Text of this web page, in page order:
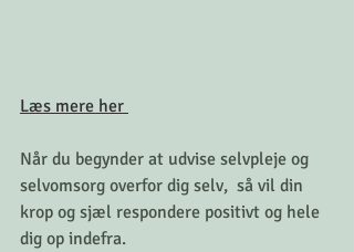
Læs mere her
Når du begynder at udvise selvpleje og
selvomsorg overfor dig selv,  så vil din
krop og sjæl respondere positivt og hele
dig op indefra.